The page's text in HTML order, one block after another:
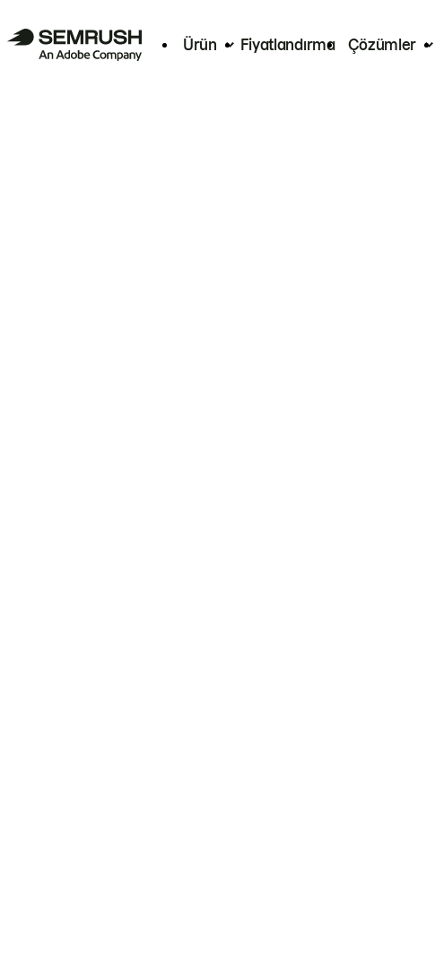
Ürün Fiyatlandırma Çözümler